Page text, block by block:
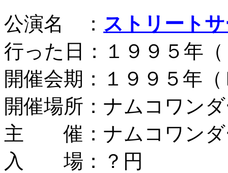
公演名 ： ストリート
行った日：１９９５年
開催会期：１９９５年
開催場所：ナムコワン
主 催：ナムコワンダ
入 場：？円